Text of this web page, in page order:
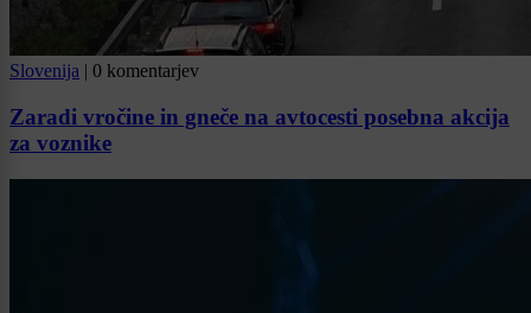
Slovenija | 0 komentarjev
Zaradi vročine in gneče na avtocesti posebna akcija
za voznike